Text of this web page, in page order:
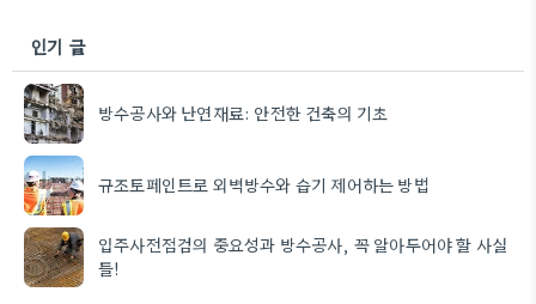
인기 글
방수공사와 난연재료: 안전한 건축의 기초
규조토페인트로 외벽방수와 습기 제어하는 방법
입주사전점검의 중요성과 방수공사, 꼭 알아두어야 할 사실
들!